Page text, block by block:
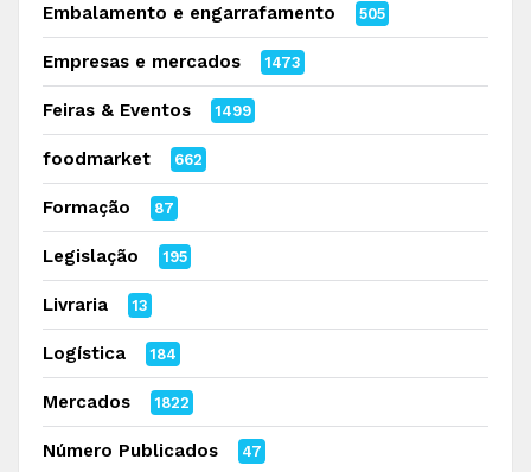
Embalamento e engarrafamento 505
Empresas e mercados 1473
Feiras & Eventos 1499
foodmarket 662
Formação 87
Legislação 195
Livraria 13
Logística 184
Mercados 1822
Número Publicados 47